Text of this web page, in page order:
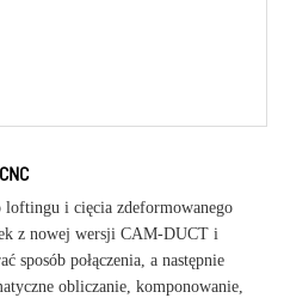
loftingu i cięcia zdeformowanego
z nowej wersji CAM-DUCT i
sposób połączenia, a następnie
obliczanie, komponowanie,